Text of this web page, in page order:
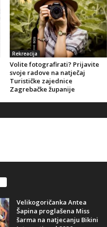
Rekreacija
Volite fotografirati? Prijavite
svoje radove na natječaj
Turističke zajednice
Zagrebačke županije
Velikogoričanka Antea
Šapina proglašena Miss
šarma na natjecanju Bikini